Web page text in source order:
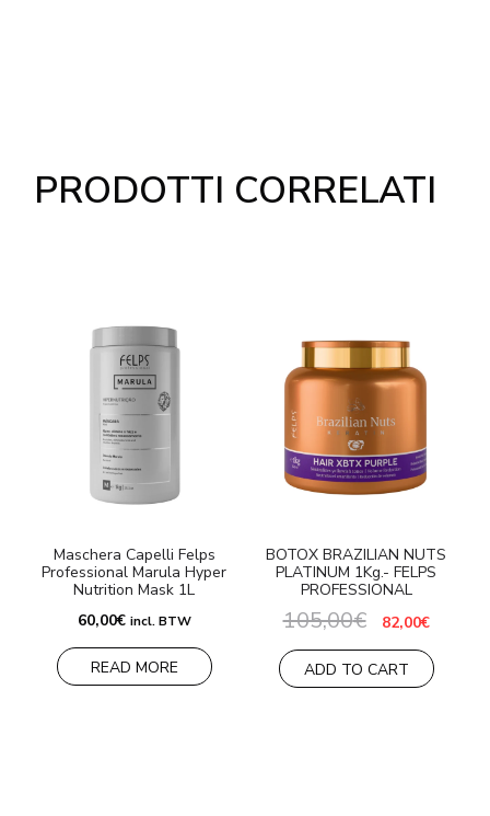
PRODOTTI CORRELATI
Maschera Capelli Felps
Professional Marula Hyper
Nutrition Mask 1L
60,00€ incl. BTW
READ MORE
BOTOX BRAZILIAN NUTS
PLATINUM 1Kg.- FELPS
PROFESSIONAL
105,00€ 82,00€
ADD TO CART